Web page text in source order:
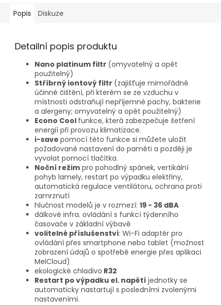
Popis Diskuze
Detailní popis produktu
Nano platinum filtr (omyvatelný a opět
použitelný)
Stříbrný iontový filtr (zajišťuje mimořádně
účinné čištění, při kterém se ze vzduchu v
místnosti odstraňují nepříjemné pachy, bakterie
a alergeny; omyvatelný a opět použitelný)
Econo Cool funkce, která zabezpečuje šetření
energií při provozu klimatizace.
i-save pomocí této funkce si můžete uložit
požadované nastavení do paměti a později je
vyvolat pomocí tlačítka.
Noční režim pro pohodlný spánek, vertikální
pohyb lamely, restart po výpadku elektřiny,
automatická regulace ventilátoru, ochrana proti
zamrznutí
hlučnost modelů je v rozmezí: 19 - 36 dBA
dálkové infra. ovládání s funkcí týdenního
časovače v základní výbavě
volitelné příslušenství: Wi-Fi adaptér pro
ovládání přes smartphone nebo tablet (možnost
zobrazení údajů o spotřebě energie přes aplikaci
MelCloud)
ekologické chladivo R32
Restart po výpadku el. napětí jednotky se
automaticky nastartují s posledními zvolenými
nastaveními.